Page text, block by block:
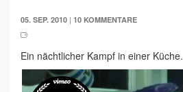
05. SEP. 2010 | 10 KOMMENTARE
Ein nächtlicher Kampf in einer Küche.